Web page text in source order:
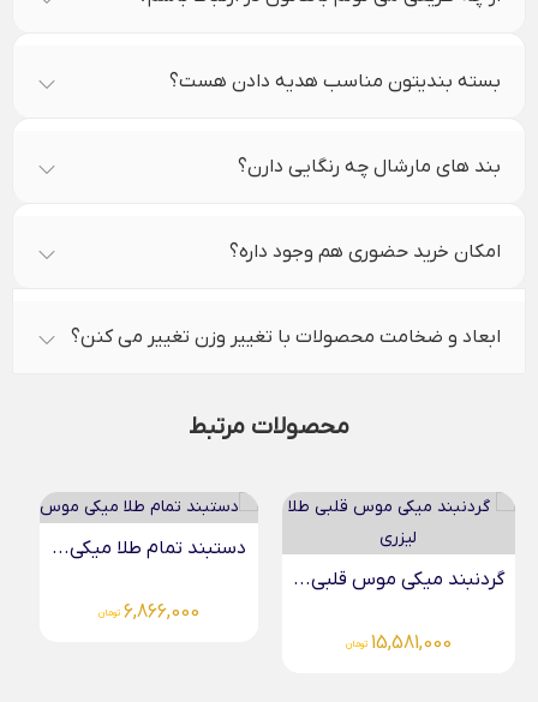
بسته بندیتون مناسب هدیه دادن هست؟
بند های مارشال چه رنگایی دارن؟
امکان خرید حضوری هم وجود داره؟
ابعاد و ضخامت محصولات با تغییر وزن تغییر می کنن؟
محصولات مرتبط
گردنبند میکی موس قلبی...
15,581,000 تومان
دستبند تمام طلا میکی...
6,866,000 تومان